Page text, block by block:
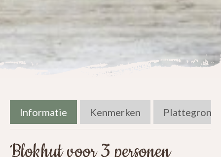
Informatie Kenmerken Plattegrond
Blokhut voor 3 personen